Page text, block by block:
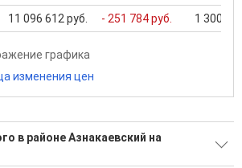
11 096 612 руб. - 251 784 руб. 1 300
графика
изменения цен
в районе Азнакаевский на